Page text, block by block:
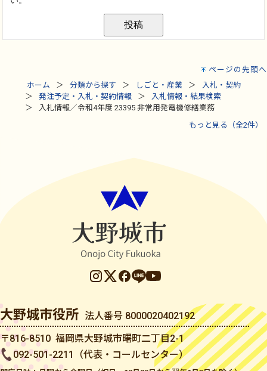
ページの先頭へ
ホーム
分類から探す しごと・産業
入札・契約
発注予定・入札・契約情報
入札情報・結果検索
入札情報／令和4年度 23395 非常用発電機修繕業務
もっと見る（全2件）
大野城市役所 法人番号 8000020402192
〒816-8510 福岡県大野城市曙町二丁目2-1
092-501-2211（代表・コールセンター）